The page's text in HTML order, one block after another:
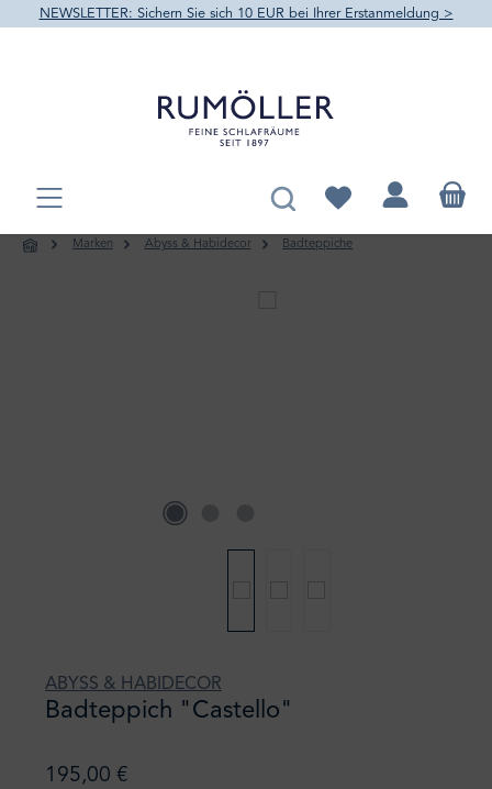
springen
NEWSLETTER: Sichern Sie sich 10 EUR bei Ihrer Erstanmeldung >
Du hast 0 Produkte
Marken Abyss & Habidecor Badteppiche
ABYSS & HABIDECOR
Badteppich "Castello"
195,00 €